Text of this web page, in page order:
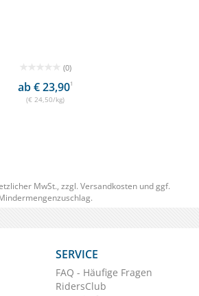
(0)
ab € 23,901
(€ 24,50/kg)
MwSt., zzgl. Versandkosten und ggf.
SERVICE
FAQ - Häufige Fragen
RidersClub